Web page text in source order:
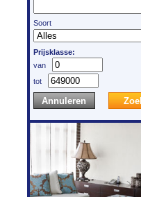
Soort
Prijsklasse:
Annuleren